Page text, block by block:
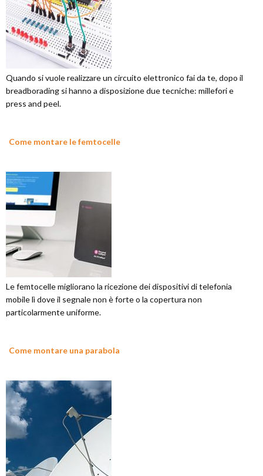
Quando si vuole realizzare un circuito elettronico fai da te, dopo il
breadborading si hanno a disposizione due tecniche: millefori e
press and peel.
Come montare le femtocelle
Le femtocelle migliorano la ricezione dei dispositivi di telefonia
mobile lì dove il segnale non è forte o la copertura non
particolarmente uniforme.
Come montare una parabola